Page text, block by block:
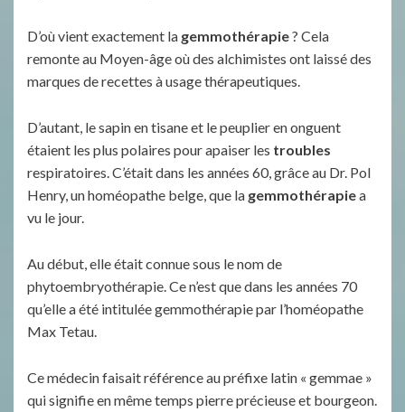
D’où vient exactement la gemmothérapie? Cela
remonte au Moyen-âge où des alchimistes ont laissé des
marques de recettes à usage thérapeutiques.
D’autant, le sapin en tisane et le peuplier en onguent
étaient les plus polaires pour apaiser les troubles
respiratoires. C’était dans les années 60, grâce au Dr. Pol
Henry, un homéopathe belge, que la gemmothérapiea
vu le jour.
Au début, elle était connue sous le nom de
phytoembryothérapie. Ce n’est que dans les années 70
qu’elle a été intitulée gemmothérapie par l’homéopathe
Max Tetau.
Ce médecin faisait référence au préfixe latin « gemmae »
qui signifie en même temps pierre précieuse et bourgeon.